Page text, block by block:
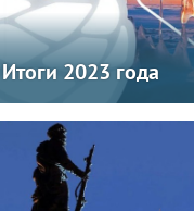
Итоги 2023 года